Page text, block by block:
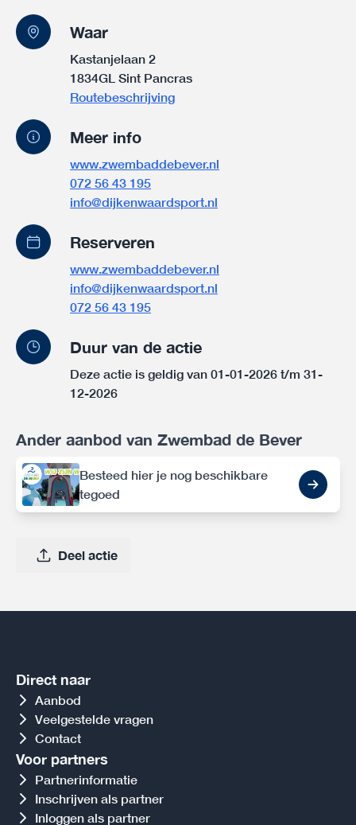
Waar
Kastanjelaan 2
1834GL Sint Pancras
Routebeschrijving
Meer info
www.zwembaddebever.nl
072 56 43 195
info@dijkenwaardsport.nl
Reserveren
www.zwembaddebever.nl
info@dijkenwaardsport.nl
072 56 43 195
Duur van de actie
Deze actie is geldig van 01-01-2026 t/m 31-
12-2026
Ander aanbod van Zwembad de Bever
Besteed hier je nog beschikbare
tegoed
Deel actie
Direct naar
Aanbod
Veelgestelde vragen
Contact
Voor partners
Partnerinformatie
Inschrijven als partner
Inloggen als partner